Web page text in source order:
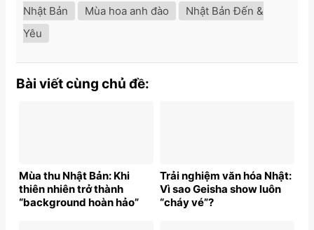
Nhật Bản
Mùa hoa anh đào
Nhật Bản Đến &
Yêu
Bài viết cùng chủ đề:
Mùa thu Nhật Bản: Khi
thiên nhiên trở thành
“background hoàn hảo”
Trải nghiệm văn hóa Nhật:
Vì sao Geisha show luôn
“cháy vé”?